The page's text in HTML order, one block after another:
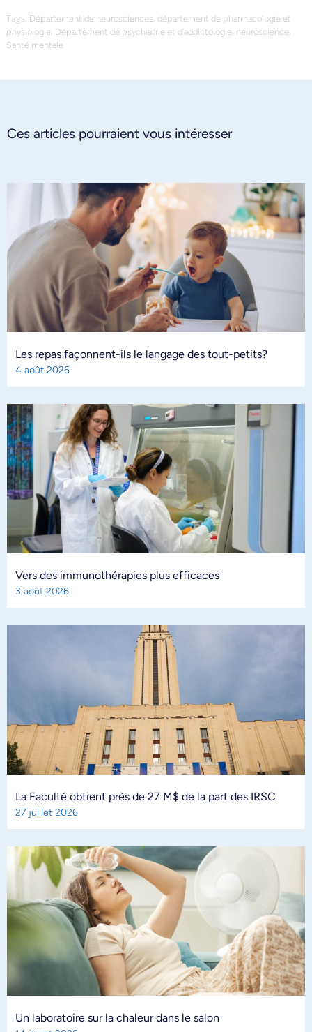
Tags: Département de neurosciences, département de pharmacologie et
physiologie, Département de psychiatrie et d’addictologie, neuroscience,
Santé mentale
Ces articles pourraient vous intéresser
Les repas façonnent-ils le langage des tout-petits?
4 août 2026
Vers des immunothérapies plus efficaces
3 août 2026
La Faculté obtient près de 27 M$ de la part des IRSC
27 juillet 2026
Un laboratoire sur la chaleur dans le salon